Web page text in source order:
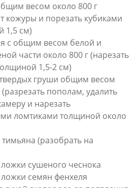
весом около 800 г
кожуры и порезать кубиками
1,5 см)
с общим весом белой и
части около 800 г (нарезать
1,5-2 см)
груши общим весом
(разрезать пополам, удалить
и нарезать
ломтиками толщиной около
тимьяна (разобрать на
сушеного чеснока
семян фенхеля